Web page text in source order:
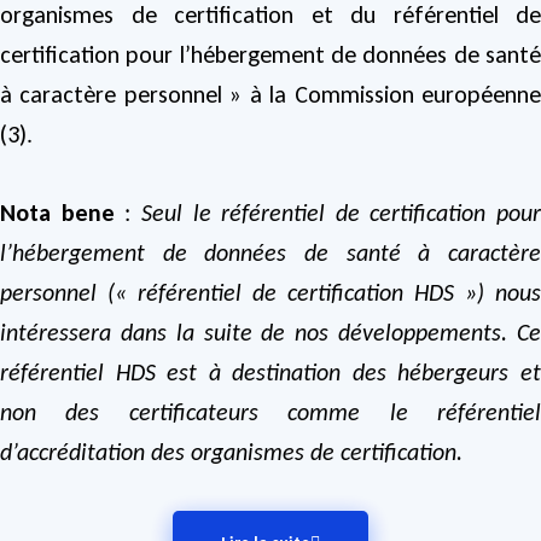
organismes de certification et du référentiel de
certification pour l’hébergement de données de santé
à caractère personnel » à la Commission européenne
(3).
Nota bene : Seul le référentiel de certification pour
l’hébergement de données de santé à caractère
personnel (« référentiel de certification HDS ») nous
intéressera dans la suite de nos développements. Ce
référentiel HDS est à destination des hébergeurs et
non des certificateurs comme le référentiel
d’accréditation des organismes de certification.